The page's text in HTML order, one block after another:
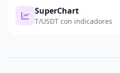
SuperChart
T/USDT con indicadores